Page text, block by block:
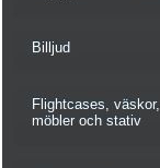
Billjud
Flightcases, väskor,
möbler och stativ